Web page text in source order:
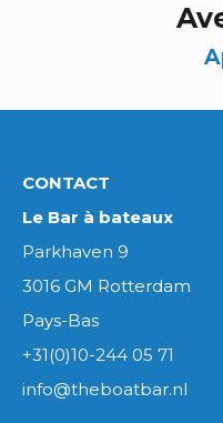
CONTACT
Le Bar à bateaux
Parkhaven 9
3016 GM Rotterdam
Pays-Bas
+31(0)10-244 05 71
info@theboatbar.nl